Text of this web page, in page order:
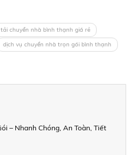
tải chuyển nhà bình thạnh giá rẻ
dịch vụ chuyển nhà trọn gói bình thạnh
– Nhanh Chóng, An Toàn, Tiết